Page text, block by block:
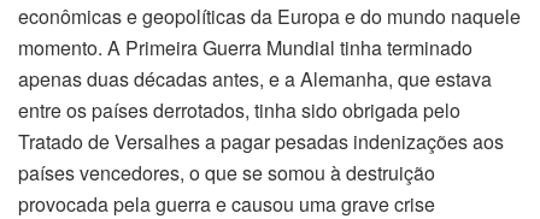
econômicas e geopolíticas da Europa e do mundo naquele
momento. A Primeira Guerra Mundial tinha terminado
apenas duas décadas antes, e a Alemanha, que estava
entre os países derrotados, tinha sido obrigada pelo
Tratado de Versalhes a pagar pesadas indenizações aos
países vencedores, o que se somou à destruição
provocada pela guerra e causou uma grave crise